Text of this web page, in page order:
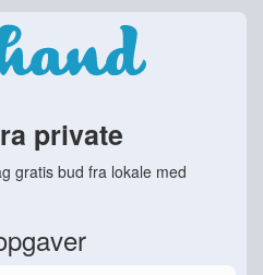
private
gratis bud fra lokale med